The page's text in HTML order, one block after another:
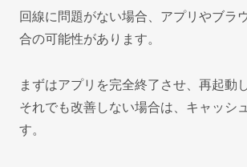
回線に問題がない場合、アプリやブラ
合の可能性があります。
まずはアプリを完全終了させ、再起動
それでも改善しない場合は、キャッシ
す。